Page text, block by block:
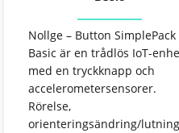
Nollge – Button SimplePack
Basic är en trådlös IoT-
med en tryckknapp och
accelerometersensorer.
Rörelse,
orienteringsändring/
produktsidan